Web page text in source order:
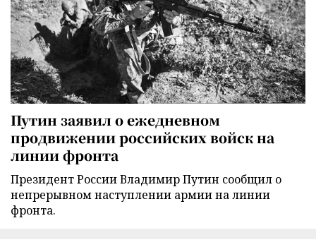
Путин заявил о ежедневном
продвижении российских войск на
линии фронта
Президент России Владимир Путин сообщил о
непрерывном наступлении армии на линии
фронта.